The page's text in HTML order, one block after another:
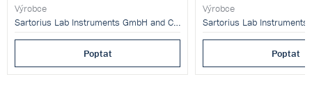
Výrobce
Sartorius Lab Instruments GmbH and Co. KG
Poptat
Výrobce
Poptat